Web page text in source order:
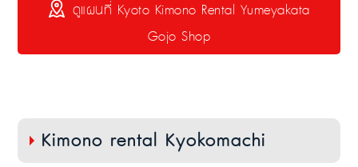
ดูแผนที่ Kyoto Kimono Rental Yumeyakata
Gojo Shop
Kimono rental Kyokomachi